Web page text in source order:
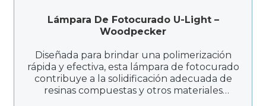
Lámpara De Fotocurado U-Light –
Woodpecker
Diseñada para brindar una polimerización
rápida y efectiva, esta lámpara de fotocurado
contribuye a la solidificación adecuada de
resinas compuestas y otros materiales